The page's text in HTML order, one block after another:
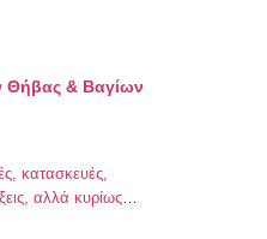
Θήβας & Βαγίων
κατασκευές,
αλλά κυρίως